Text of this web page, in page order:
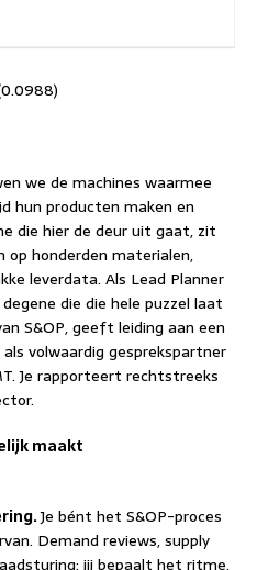
we de machines waarmee
hun producten maken en
die hier de deur uit gaat, zit
op honderden materialen,
leverdata. Als Lead Planner
die die hele puzzel laat
S&OP, geeft leiding aan een
volwaardig gesprekspartner
Je rapporteert rechtstreeks
maakt
Je bént het S&OP-proces
Demand reviews, supply
jij bepaalt het ritme.